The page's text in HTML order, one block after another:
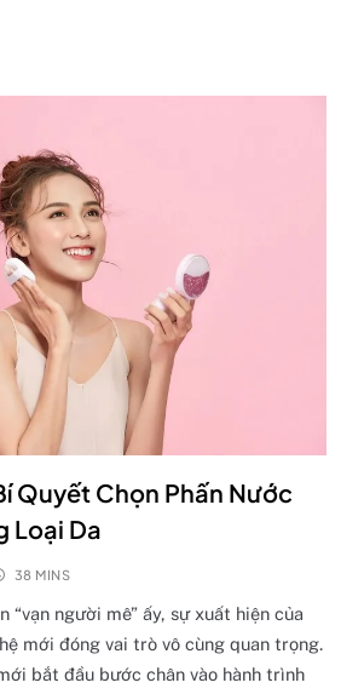
Quyết Chọn Phấn Nước
Loại Da
38 MINS
người mê” ấy, sự xuất hiện của
mới đóng vai trò vô cùng quan trọng.
bắt đầu bước chân vào hành trình